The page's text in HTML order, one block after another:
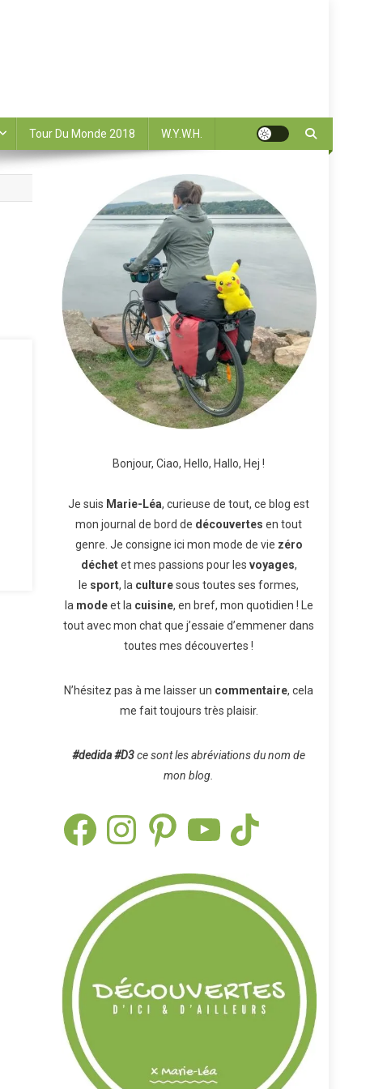
Tour Du Monde 2018 W.Y.W.H.
Bonjour, Ciao, Hello, Hallo, Hej !
Je suis Marie-Léa, curieuse de tout, ce blog est
mon journal de bord de découvertes en tout
genre. Je consigne ici mon mode de vie zéro
déchetet mes passions pour les voyages,
le sport, la culturesous toutes ses formes,
la modeet la cuisine, en bref, mon quotidien ! Le
tout avec mon chat que j’essaie d’emmener dans
toutes mes découvertes !
N’hésitez pas à me laisser un commentaire, cela
me fait toujours très plaisir.
#dedida#D3ce sont les abréviations du nom de
mon blog.
FacebookInstagramPinterest TikTok